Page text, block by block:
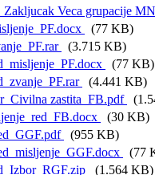
Veca grupacije
(77 KB)
(3.715 KB)
(77 KB)
(4.441 KB)
zastita_FB.pdf
(30 KB)
(955 KB)
(77
(1.564 KB)